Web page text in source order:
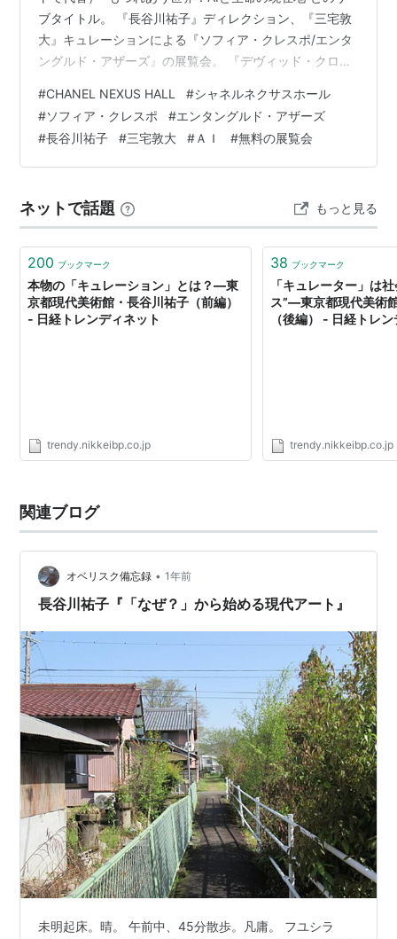
ブタイトル。 『長谷川祐子』ディレクション、『三宅敦
大』キュレーションによる『ソフィア・クレスポ/エンタ
ングルド・アザーズ』の展覧会。 『デヴィッド・クロー
主人公の最期の姿が、人間+蝿+機械の融合だったことを
思い出す。 現実の自然をベースにＡＩを組み合わせ、在
ったかもしれない自然や、存在した（する？）かもしれ
ない生物をクリエイトする。 とりわけ生き物の様々な変
#CHANEL NEXUS HALL #シャネルネクサスホール
#ソフィア・クレスポ #エンタングルド・アザーズ
#長谷川祐子 #三宅敦大 #ＡＩ #無料の展覧会
ネットで話題 もっと見る
200 ブックマーク
本物の「キュレーション」とは？―東
京都現代美術館・長谷川祐子（前編）
- 日経トレンディネット
trendy.nikkeibp.co.jp
38 ブックマーク
「キュレーター」は
ス”―東京都現代美術
（後編） - 日経トレ
trendy.nikkeibp.co.jp
関連ブログ
オベリスク備忘録 • 1年前
長谷川祐子『「なぜ？」から始める現代アート』
未明起床。晴。 午前中、45分散歩。凡庸。 フユシラ